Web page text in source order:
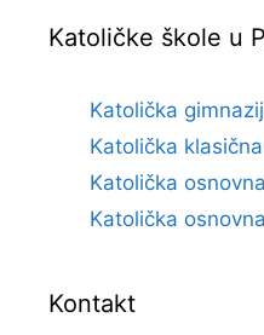
Katoličke škole u
Katolička
Katolička
Katolička
Katolička
Kontakt